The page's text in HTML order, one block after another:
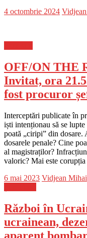
Posted
4 octombrie 2024 Author
OFF/ON THE
Invitat, ora
fost procuror
Interceptări publicate în
iști intenționau să se
poată „ciripi” din dosare.
dosarele penale? Cine
al magistraților?
valoric? Mai este
Posted
6 mai 2023 Author
Vidjean Mihai
Război în
ucrainean,